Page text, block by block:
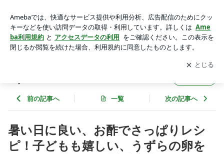
らの卵をたっぷり食べれる手羽中煮！ | ゆうき酒場
アプリをダウンロードして ブログの更新通知
を受け取りまし
ょう。
開く
前の記事へ 一覧 次の記事へ
暑い日に良い、お酢でさっぱりレシ
ピ！子どもも嬉しい、うずらの卵を